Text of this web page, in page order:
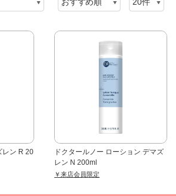
レン R 20
ドクタールノー ローション デマズ
レン N 200ml
￥来店会員限定